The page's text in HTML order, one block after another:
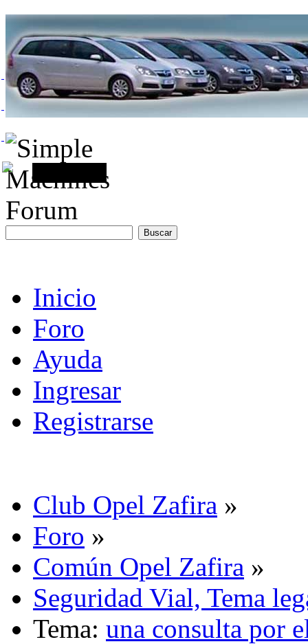
Inicio
Foro
Ayuda
Ingresar
Registrarse
Club Opel Zafira »
Foro »
Común Opel Zafira »
Seguridad Vial, Tema
Tema: una consulta por